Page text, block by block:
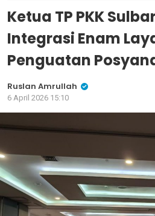
Ketua TP PKK
Integrasi Enam
Penguatan
Ruslan Amrullah
6 April 2026 15:10